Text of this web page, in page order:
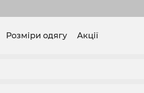
Розміри одягу Акції